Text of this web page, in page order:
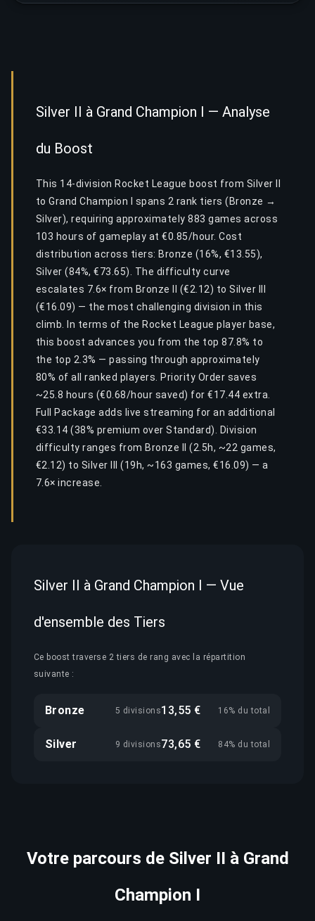
Silver II à Grand Champion I — Analyse
du Boost
This 14-division Rocket League boost from Silver II
to Grand Champion I spans 2 rank tiers (Bronze →
Silver), requiring approximately 883 games across
103 hours of gameplay at €0.85/hour. Cost
distribution across tiers: Bronze (16%, €13.55),
Silver (84%, €73.65). The difficulty curve
escalates 7.6× from Bronze II (€2.12) to Silver III
(€16.09) — the most challenging division in this
climb. In terms of the Rocket League player base,
this boost advances you from the top 87.8% to
the top 2.3% — passing through approximately
80% of all ranked players. Priority Order saves
~25.8 hours (€0.68/hour saved) for €17.44 extra.
Full Package adds live streaming for an additional
€33.14 (38% premium over Standard). Division
difficulty ranges from Bronze II (2.5h, ~22 games,
€2.12) to Silver III (19h, ~163 games, €16.09) — a
7.6× increase.
Silver II à Grand Champion I — Vue
d'ensemble des Tiers
Ce boost traverse 2 tiers de rang avec la répartition
suivante :
Bronze 5 divisions13,55 € 16% du total
Silver 9 divisions73,65 € 84% du total
Votre parcours de Silver II à Grand
Champion I